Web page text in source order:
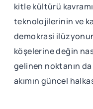
kitle kültürü
teknolojilerinin ve
demokrasi
köşelerine değin
gelinen noktanın
akımın güncel